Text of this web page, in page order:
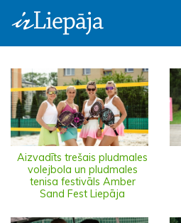
Aizvadīts trešais pludmales
volejbola un pludmales
tenisa festivāls Amber
Sand Fest Liepāja